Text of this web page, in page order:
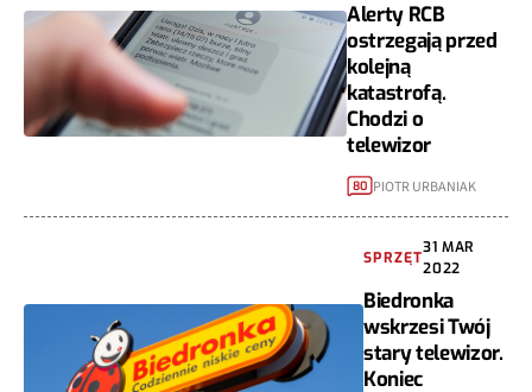
Alerty RCB
ostrzegają przed
kolejną
katastrofą.
Chodzi o
telewizor
80 PIOTR URBANIAK
SPRZĘT
31 MAR
2022
Biedronka
wskrzesi Twój
stary telewizor.
Koniec